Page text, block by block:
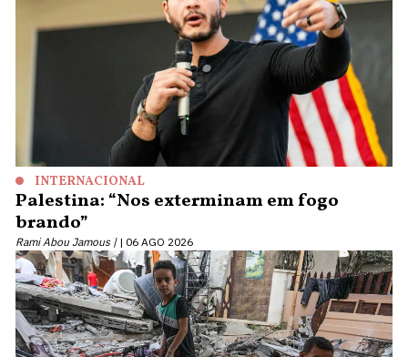
INTERNACIONAL
Palestina: “Nos exterminam em fogo
brando”
Rami Abou Jamous | 06 AGO 2026